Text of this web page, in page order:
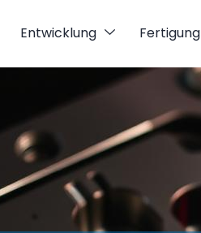
Entwicklung Fertigung